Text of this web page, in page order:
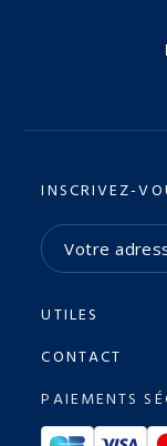
INSCRIVEZ-
UTILES
CONTACT
PAIEMENTS